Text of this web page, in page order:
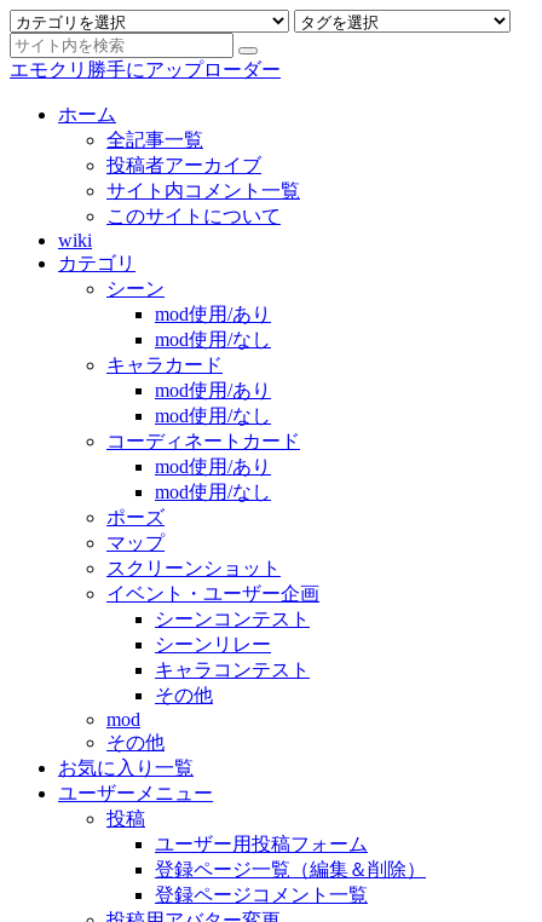
エモクリ勝手にアップローダー
ホーム
全記事一覧
投稿者アーカイブ
サイト内コメント一覧
このサイトについて
wiki
カテゴリ
シーン
mod使用/あり
mod使用/なし
キャラカード
mod使用/あり
mod使用/なし
コーディネートカード
mod使用/あり
mod使用/なし
ポーズ
マップ
スクリーンショット
イベント・ユーザー企画
シーンコンテスト
シーンリレー
キャラコンテスト
その他
mod
その他
お気に入り一覧
ユーザーメニュー
投稿
ユーザー用投稿フォーム
登録ページ一覧（編集＆削除）
登録ページコメント一覧